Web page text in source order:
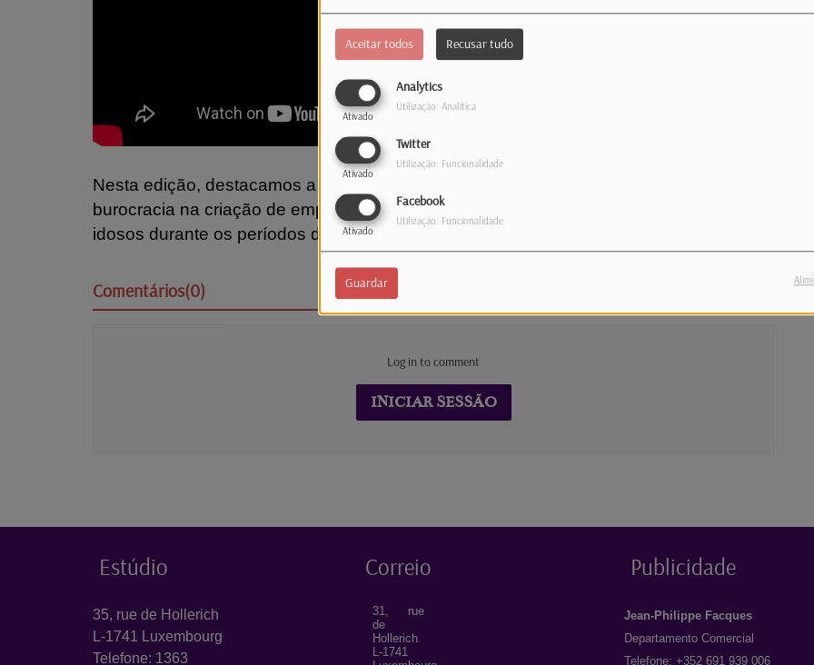
Aceitar todos Recusar tudo
Analytics
Ativado
Utilização: Analítica
Twitter
Ativado
Utilização: Funcionalidade
Facebook
Ativado
Utilização: Funcionalidade
Guardar
Nesta edição, destacamos a reforma que o Luxemburgo prepara para reduzir a
burocracia na criação de empresas e as medidas de reforço do acompanhamento dos
idosos durante os períodos de calor intenso.
Comentários(0)
Log in to comment
INICIAR SESSÃO
Estúdio
35, rue de Hollerich
L-1741 Luxembourg
Telefone: 1363
Correio
31, rue
de
Hollerich
L-1741
Publicidade
Jean-Philippe Facques
Departamento Comercial
Telefone: +352 691 939 006